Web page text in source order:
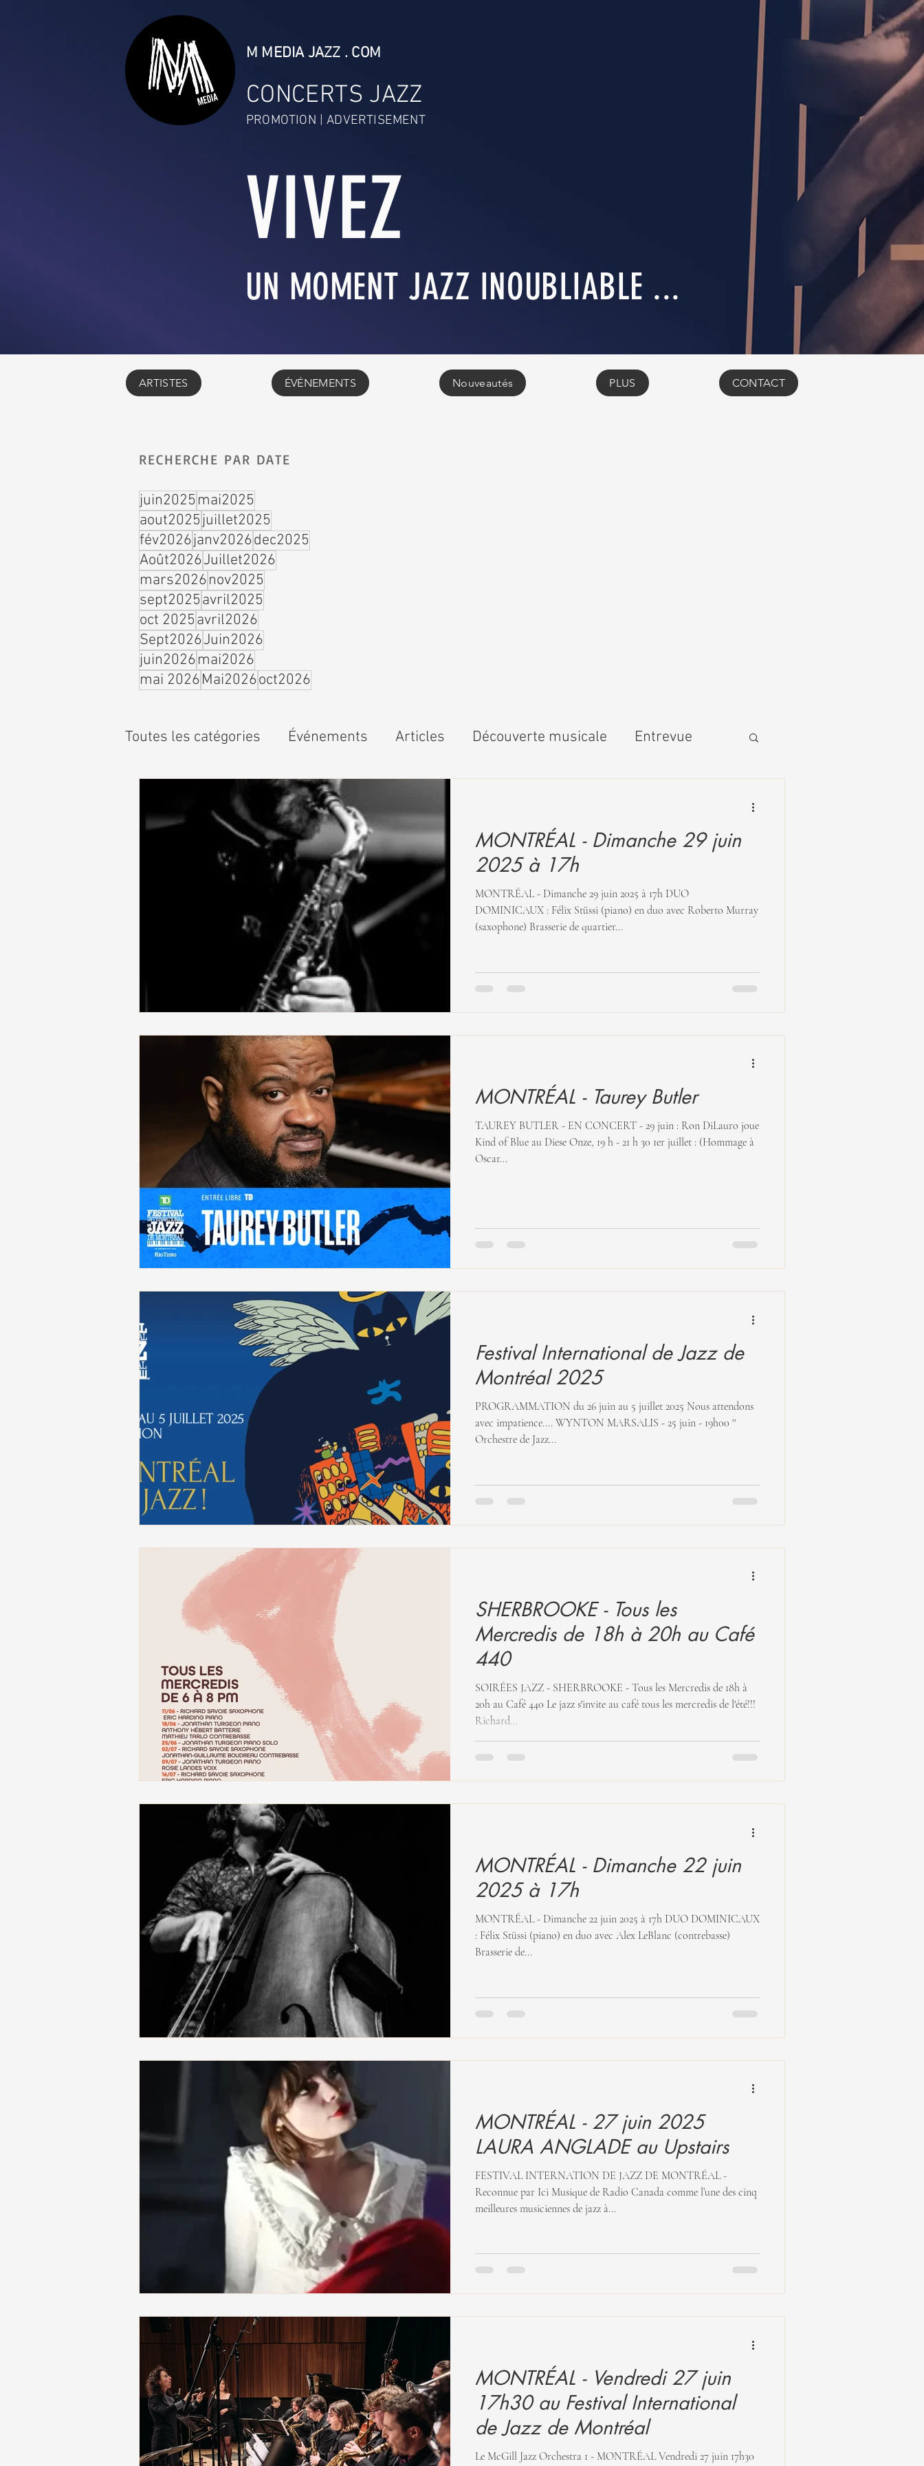
CONCERTS JAZZ
PROMOTION | ADVERTISEMENT
M MEDIA JAZZ . COM
VIVEZ
UN MOMENT JAZZ INOUBLIABLE ...
ARTISTES ÉVÉNEMENTS Nouveautés PLUS CONTACT
RECHERCHE PAR DATE
juin2025 mai2025
aout2025 juillet2025
fév2026janv2026dec2025
Août2026Juillet2026
mars2026nov2025
sept2025avril2025
oct 2025avril2026
Sept2026Juin2026
juin2026mai2026
mai 2026Mai2026oct2026
Toutes les catégories Événements Articles Découverte musicale Entrevue
MONTRÉAL - Dimanche 29 juin
2025 à 17h
MONTRÉAL - Dimanche 29 juin 2025 à 17h DUO
DOMINICAUX : Félix Stüssi (piano) en duo avec Roberto Murray
(saxophone) Brasserie de quartier...
MONTRÉAL - Taurey Butler
TAUREY BUTLER - EN CONCERT - 29 juin : Ron DiLauro joue
Kind of Blue au Diese Onze, 19 h - 21 h 30 1er juillet : (Hommage à
Oscar...
Festival International de Jazz de
Montréal 2025
PROGRAMMATION du 26 juin au 5 juillet 2025 Nous attendons
avec impatience.... WYNTON MARSALIS - 25 juin - 19h00 ''
Orchestre de Jazz...
SHERBROOKE - Tous les
Mercredis de 18h à 20h au Café
440
SOIRÉES JAZZ - SHERBROOKE - Tous les Mercredis de 18h à
20h au Café 440 Le jazz s'invite au café tous les mercredis de l'été!!!
Richard...
MONTRÉAL - Dimanche 22 juin
2025 à 17h
MONTRÉAL - Dimanche 22 juin 2025 à 17h DUO DOMINICAUX
: Félix Stüssi (piano) en duo avec Alex LeBlanc (contrebasse)
Brasserie de...
MONTRÉAL - 27 juin 2025
LAURA ANGLADE au Upstairs
FESTIVAL INTERNATION DE JAZZ DE MONTRÉAL -
Reconnue par Ici Musique de Radio Canada comme l’une des cinq
meilleures musiciennes de jazz à...
MONTRÉAL - Vendredi 27 juin
17h30 au Festival International
de Jazz de Montréal
Le McGill Jazz Orchestra 1 - MONTRÉAL Vendredi 27 juin 17h30